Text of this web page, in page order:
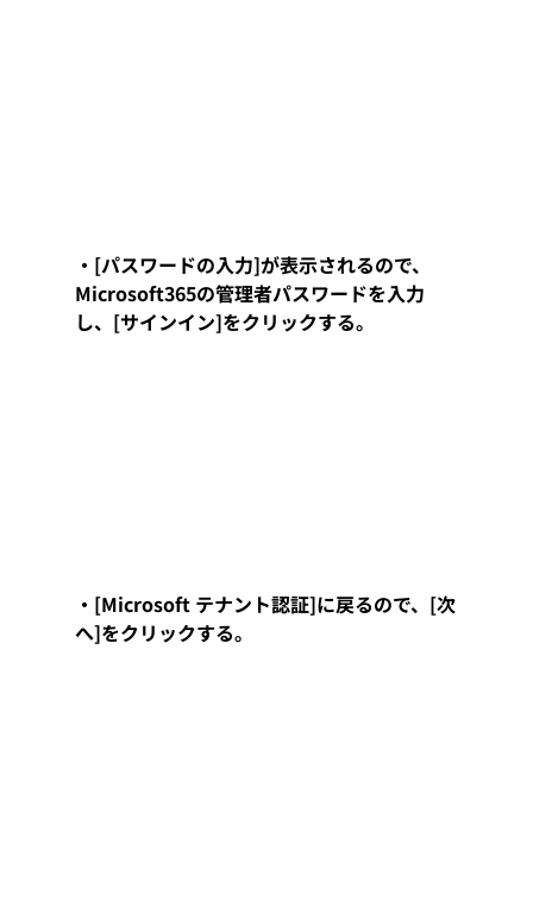
・[パスワードの入力]が表示されるので、
Microsoft365の管理者パスワードを入力
し、[サインイン]をクリックする。
・[Microsoft テナント認証]に戻るので、[次
へ]をクリックする。